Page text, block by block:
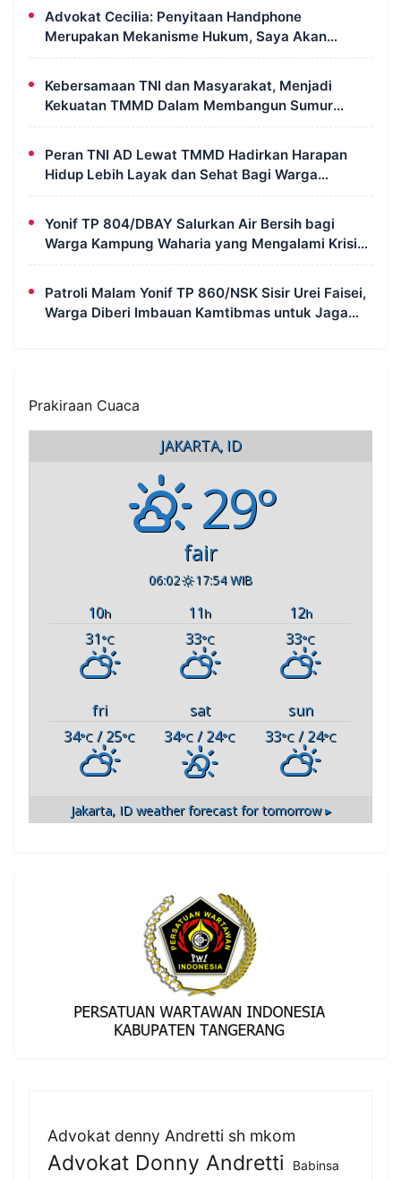
Advokat Cecilia: Penyitaan Handphone
Merupakan Mekanisme Hukum, Saya Akan
Kooperatif Apabila Diminta Penyidik dan Tidak
Kebersamaan TNI dan Masyarakat, Menjadi
Kekuatan TMMD Dalam Membangun Sumur
Galian di Wanam
Peran TNI AD Lewat TMMD Hadirkan Harapan
Hidup Lebih Layak dan Sehat Bagi Warga
Kampung Wanam
Yonif TP 804/DBAY Salurkan Air Bersih bagi
Warga Kampung Waharia yang Mengalami Krisis
Air
Patroli Malam Yonif TP 860/NSK Sisir Urei Faisei,
Warga Diberi Imbauan Kamtibmas untuk Jaga
Prakiraan Cuaca
JAKARTA, ID
29°
fair
06:02 17:54 WIB
10h 11h 12h
31°C 33°C 33°C
fri sat
sun
34°C / 25°C 34°C / 24°C 33°C/ 24°C
Jakarta, IDweather forecast for tomorrow ▸
Advokat denny Andretti sh mkom
Advokat Donny Andretti Babinsa